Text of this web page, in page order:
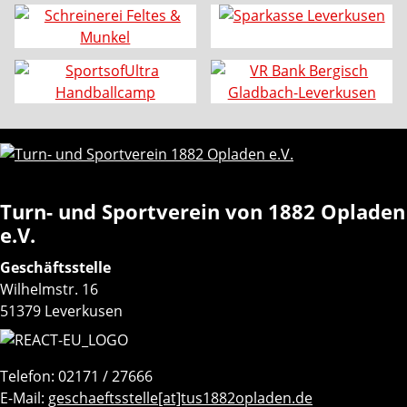
Turn- und Sportverein von 1882 Opladen
e.V.
Geschäftsstelle
Wilhelmstr. 16
51379 Leverkusen
Telefon: 02171 / 27666
E-Mail: geschaeftsstelle[at]tus1882opladen.de